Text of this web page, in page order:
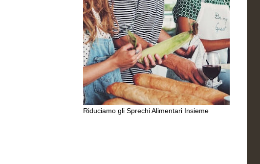
Riduciamo gli Sprechi Alimentari Insieme